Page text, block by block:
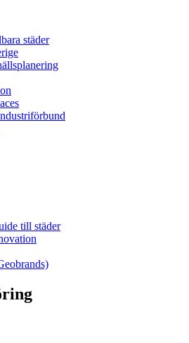
städer
till städer